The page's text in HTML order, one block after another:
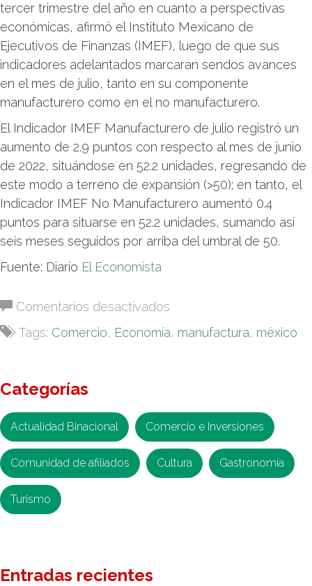
tercer trimestre del año en cuanto a perspectivas
económicas, afirmó el Instituto Mexicano de
Ejecutivos de Finanzas (IMEF), luego de que sus
indicadores adelantados marcaran sendos avances
en el mes de julio, tanto en su componente
manufacturero como en el no manufacturero.
El Indicador IMEF Manufacturero de julio registró un
aumento de 2.9 puntos con respecto al mes de junio
de 2022, situándose en 52.2 unidades, regresando de
este modo a terreno de expansión (>50); en tanto, el
Indicador IMEF No Manufacturero aumentó 0.4
puntos para situarse en 52.2 unidades, sumando así
seis meses seguidos por arriba del umbral de 50.
Fuente: Diario El Economista
Comentarios desactivados
Economía
inicio
tercer
trimestre:
Tags: Comercio, Economía, manufactura, méxico
Categorías
Actualidad Binacional Comercio e Inversiones
Comunidad de afiliados Cultura Gastronomía
Turismo
Entradas recientes